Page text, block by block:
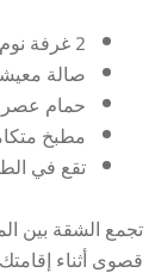
2 غرفة نوم مريحتين
صالة
حمام
مطبخ
تقع في
تجمع الشقة بين
قصوى أثناء